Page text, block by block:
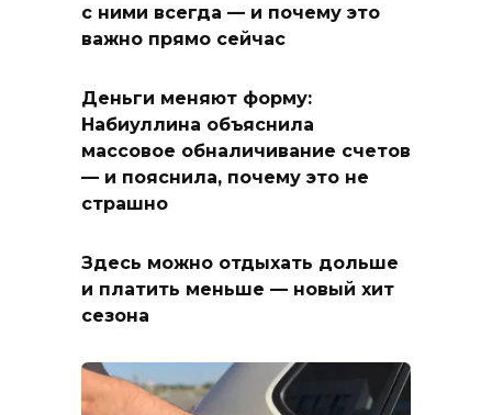
с ними всегда — и почему это
важно прямо сейчас
Деньги меняют форму:
Набиуллина объяснила
массовое обналичивание счетов
— и пояснила, почему это не
страшно
Здесь можно отдыхать дольше
и платить меньше — новый хит
сезона